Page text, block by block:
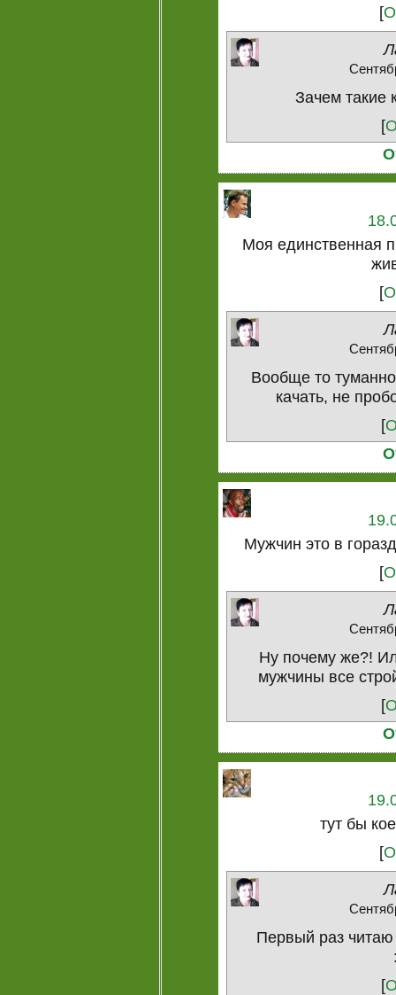
[
Зачем такие
[
Моя единственная
[
Вообще то
качать, не
[
Мужчин это в
[
Ну почему же?!
мужчины все
[
тут бы
[
Первый раз
[